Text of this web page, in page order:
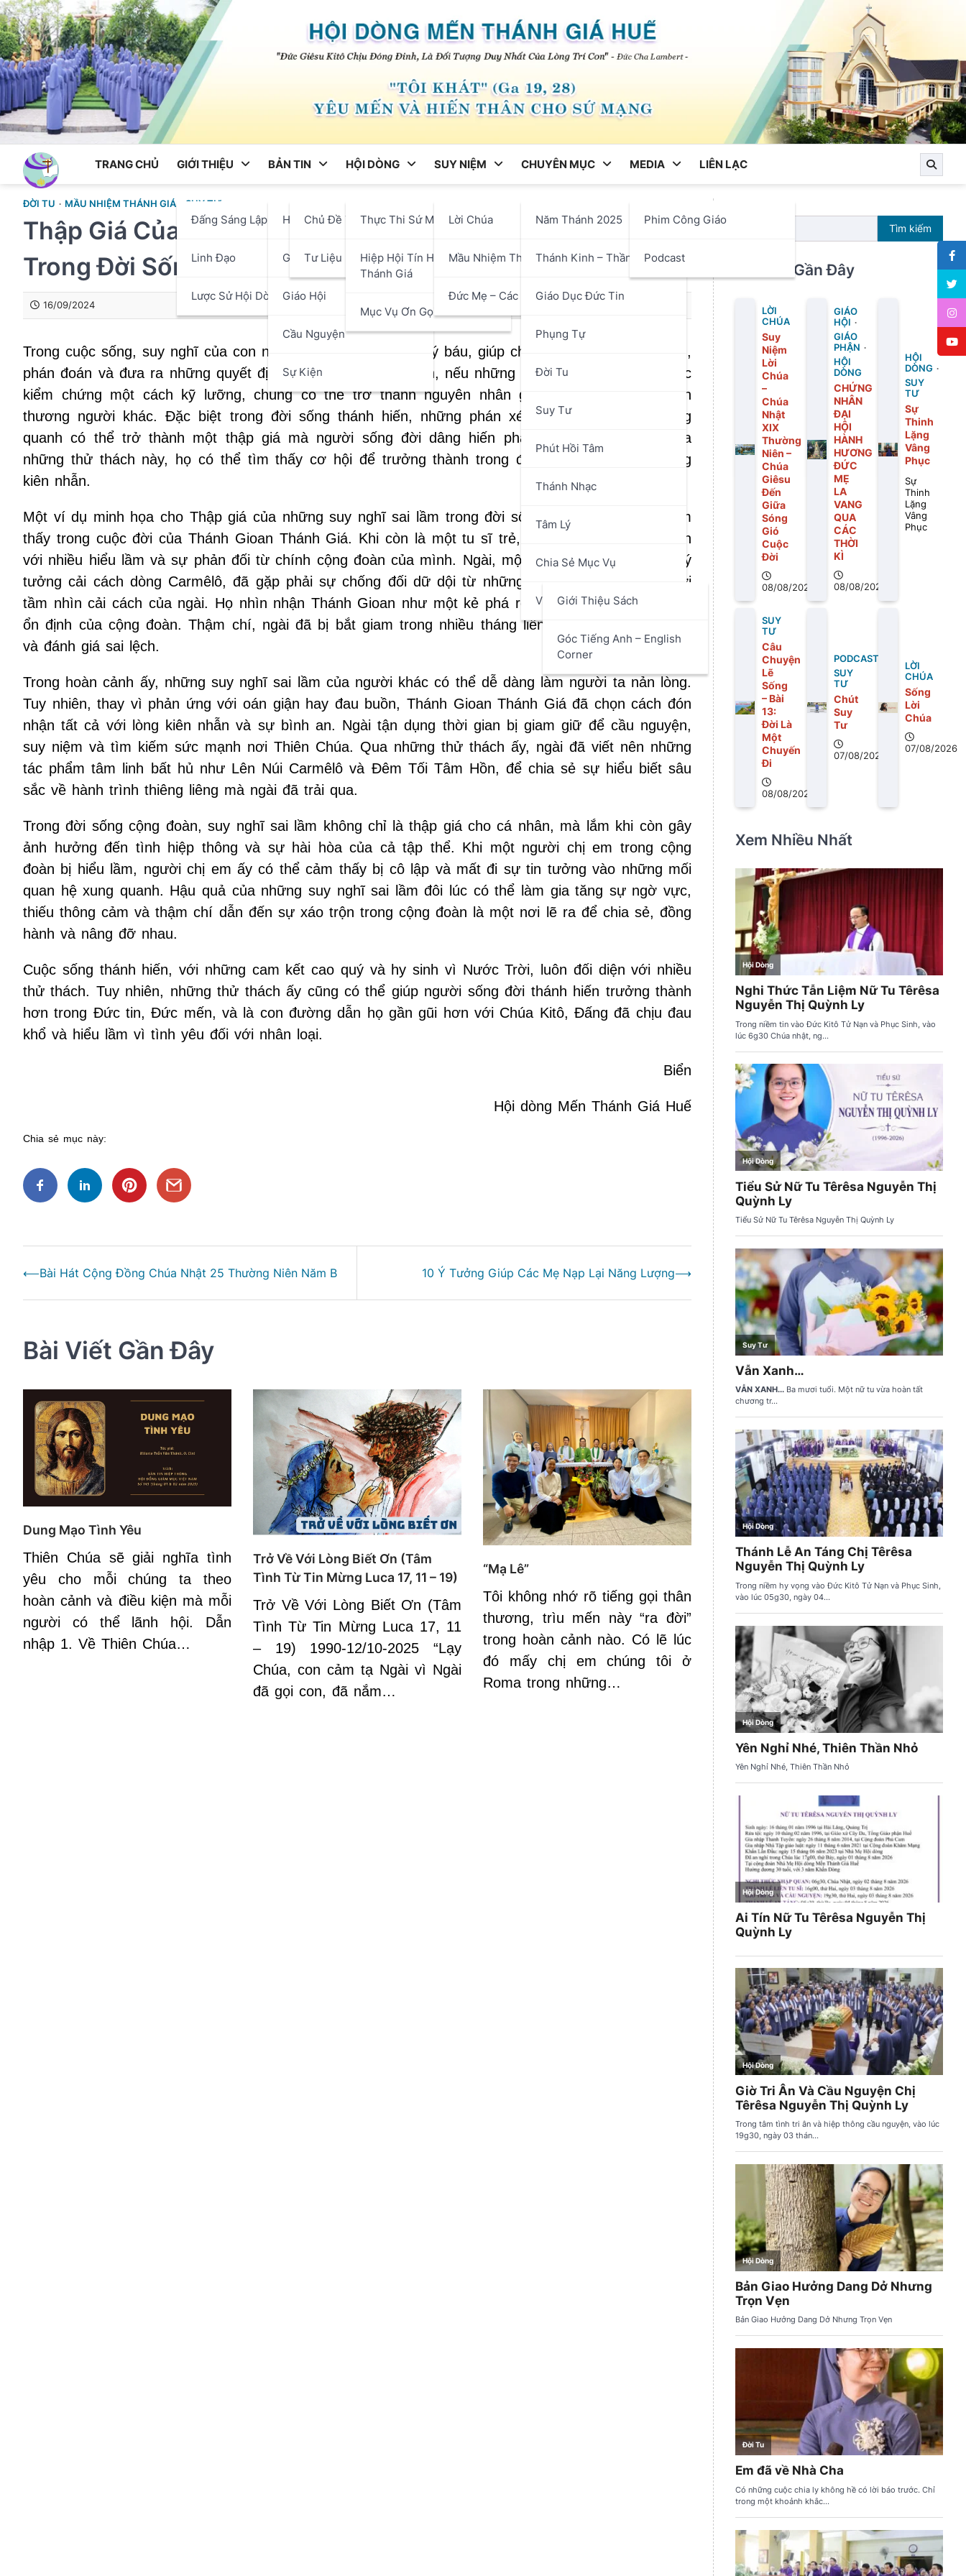
Skip
to
content
TRANG CHỦ GIỚI THIỆU
Đấng Sáng Lập
Linh Đạo
Lược Sử Hội Dòng
BẢN TIN
Hội Dòng
Chủ Đề Tháng
Tư Liệu
Giáo Phận
Giáo Hội
Cầu Nguyện
Sự Kiện
HỘI DÒNG
Thực Thi Sứ Mạng
Hiệp Hội Tín Hữu Mến
Thánh Giá
Mục Vụ Ơn Gọi
SUY NIỆM
Lời Chúa
Mầu Nhiệm Thánh Giá
Đức Mẹ – Các Thánh
CHUYÊN MỤC
Năm Thánh 2025
Thánh Kinh – Thần Học
Giáo Dục Đức Tin
Phụng Tự
Đời Tu
Suy Tư
Phút Hồi Tâm
Thánh Nhạc
Tâm Lý
Chia Sẻ Mục Vụ
Văn Hóa Nghệ Thuật
Giới Thiệu Sách
Góc Tiếng Anh – English
Corner
MEDIA
Phim Công Giáo
Podcast
LIÊN LẠC
ĐỜI TU MẦU NHIỆM THÁNH GIÁ SUY TƯ
Thập Giá Của Những Suy Nghĩ Sai Lầm: Thách Thức
Trong Đời Sống Thánh Hiến
16/09/2024
Trong cuộc sống, suy nghĩ của con người là một món quà quý báu, giúp chúng ta hình thành ý kiến,
phán đoán và đưa ra những quyết định quan trọng. Tuy nhiên, nếu những suy nghĩ này không được
kiểm chứng một cách kỹ lưỡng, chúng có thể trở thành nguyên nhân gây hiểu lầm và làm tổn
thương người khác. Đặc biệt trong đời sống thánh hiến, những phán xét sai lầm từ người xung
quanh có thể trở thành một thập giá mà người sống đời dâng hiến phải trải qua. Tuy vậy, qua
những thử thách này, họ có thể tìm thấy cơ hội để trưởng thành trong đức tin, lòng mến và lòng
kiên nhẫn.
Một ví dụ minh họa cho Thập giá của những suy nghĩ sai lầm trong đời sống thánh hiến có thể tìm
thấy trong cuộc đời của Thánh Gioan Thánh Giá. Khi còn là một tu sĩ trẻ, Thánh Gioan đã đối diện
với nhiều hiểu lầm và sự phản đối từ chính cộng đoàn của mình. Ngài, một người trung thành với lý
tưởng cải cách dòng Carmêlô, đã gặp phải sự chống đối dữ dội từ những người không đồng ý với
tầm nhìn cải cách của ngài. Họ nhìn nhận Thánh Gioan như một kẻ phá rối, người làm xáo trộn sự
ổn định của cộng đoàn. Thậm chí, ngài đã bị bắt giam trong nhiều tháng liền, chịu cảnh bị xa lánh
và đánh giá sai lệch.
Trong hoàn cảnh ấy, những suy nghĩ sai lầm của người khác có thể dễ dàng làm người ta nản lòng.
Tuy nhiên, thay vì phản ứng với oán giận hay đau buồn, Thánh Gioan Thánh Giá đã chọn cách đón
nhận tất cả với lòng kiên nhẫn và sự bình an. Ngài tận dụng thời gian bị giam giữ để cầu nguyện,
suy niệm và tìm kiếm sức mạnh nơi Thiên Chúa. Qua những thử thách ấy, ngài đã viết nên những
tác phẩm tâm linh bất hủ như Lên Núi Carmêlô và Đêm Tối Tâm Hồn, để chia sẻ sự hiểu biết sâu
sắc về hành trình thiêng liêng mà ngài đã trải qua.
Trong đời sống cộng đoàn, suy nghĩ sai lầm không chỉ là thập giá cho cá nhân, mà lắm khi còn gây
ảnh hưởng đến tình hiệp thông và sự hài hòa của cả tập thể. Khi một người chị em trong cộng
đoàn bị hiểu lầm, người chị em ấy có thể cảm thấy bị cô lập và mất đi sự tin tưởng vào những mối
quan hệ xung quanh. Hậu quả của những suy nghĩ sai lầm đôi lúc có thể làm gia tăng sự ngờ vực,
thiếu thông cảm và thậm chí dẫn đến sự xáo trộn trong cộng đoàn là một nơi lẽ ra để chia sẻ, đồng
hành và nâng đỡ nhau.
Cuộc sống thánh hiến, với những cam kết cao quý và hy sinh vì Nước Trời, luôn đối diện với nhiều
thử thách. Tuy nhiên, những thử thách ấy cũng có thể giúp người sống đời thánh hiến trưởng thành
hơn trong Đức tin, Đức mến, và là con đường dẫn họ gần gũi hơn với Chúa Kitô, Đấng đã chịu đau
khổ và hiểu lầm vì tình yêu đối với nhân loại.
Biển
Hội dòng Mến Thánh Giá Huế
Chia sẻ mục này:
hướng
bài
⟵Bài Hát Cộng Đồng Chúa Nhật 25 Thường Niên Năm B 10 Ý Tưởng Giúp Các Mẹ Nạp Lại Năng Lượng⟶
Bài Viết Gần Đây
Dung Mạo Tình Yêu
Thiên Chúa sẽ giải nghĩa tình
yêu cho mỗi chúng ta theo
hoàn cảnh và điều kiện mà mỗi
người có thể lãnh hội. Dẫn
nhập 1. Về Thiên Chúa…
Trở Về Với Lòng Biết Ơn (Tâm
Tình Từ Tin Mừng Luca 17, 11 – 19)
Trở Về Với Lòng Biết Ơn (Tâm
Tình Từ Tin Mừng Luca 17, 11
– 19) 1990-12/10-2025 “Lạy
Chúa, con cảm tạ Ngài vì Ngài
đã gọi con, đã nắm…
“Mạ Lê”
Tôi không nhớ rõ tiếng gọi thân
thương, trìu mến này “ra đời”
trong hoàn cảnh nào. Có lẽ lúc
đó mấy chị em chúng tôi ở
Roma trong những…
Tìm kiếm
Bài Viết Gần Đây
LỜI
CHÚA
Suy
Niệm
Lời
Chúa
–
Chúa
Nhật
XIX
Thường
Niên –
Chúa
Giêsu
Đến
Giữa
Sóng
Gió
Cuộc
Đời
08/08/2026
GIÁO
HỘI
GIÁO
PHẬN
HỘI
DÒNG
CHỨNG
NHÂN
ĐẠI
HỘI
HÀNH
HƯƠNG
ĐỨC
MẸ
LA
VANG
QUA
CÁC
THỜI
KÌ
08/08/2026
HỘI
DÒNG
SUY
TƯ
Sự
Thinh
Lặng
Vâng
Phục
Sự
Thinh
Lặng
Vâng
Phục
SUY
TƯ
Câu
Chuyện
Lẽ
Sống
– Bài
13:
Ðời Là
Một
Chuyến
Ði
08/08/2026
PODCAST
SUY
TƯ
Chút
Suy
Tư
07/08/2026
LỜI
CHÚA
Sống
Lời
Chúa
07/08/2026
Xem Nhiều Nhất